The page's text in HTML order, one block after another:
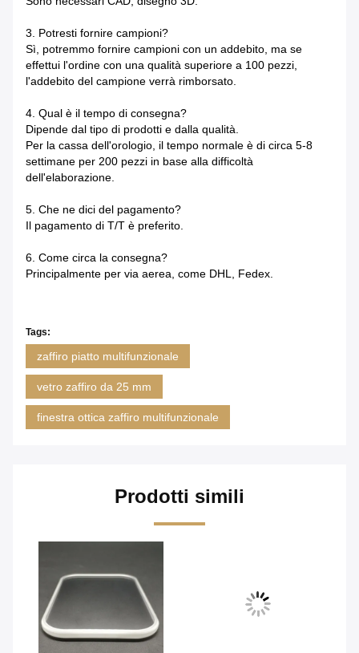
3. Potresti fornire campioni?
Sì, potremmo fornire campioni con un addebito, ma se
effettui l'ordine con una qualità superiore a 100 pezzi,
l'addebito del campione verrà rimborsato.
4. Qual è il tempo di consegna?
Dipende dal tipo di prodotti e dalla qualità.
Per la cassa dell'orologio, il tempo normale è di circa 5-8
settimane per 200 pezzi in base alla difficoltà
dell'elaborazione.
5. Che ne dici del pagamento?
Il pagamento di T/T è preferito.
6. Come circa la consegna?
Principalmente per via aerea, come DHL, Fedex.
Tags:
zaffiro piatto multifunzionale
vetro zaffiro da 25 mm
finestra ottica zaffiro multifunzionale
Prodotti simili